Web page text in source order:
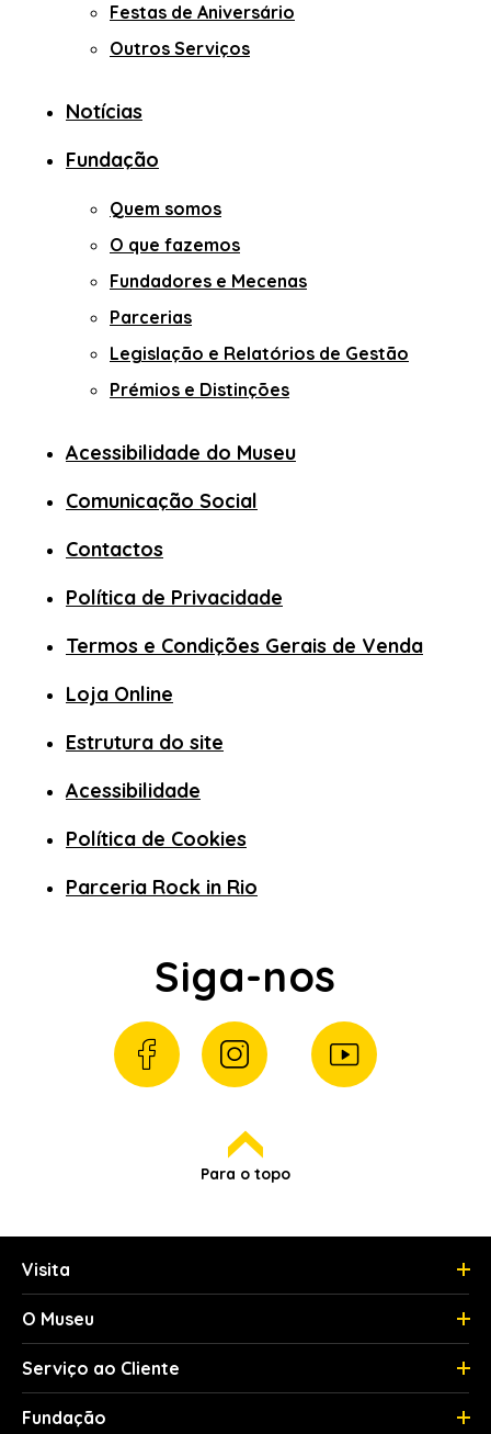
Festas de Aniversário
Outros Serviços
Notícias
Fundação
Quem somos
O que fazemos
Fundadores e Mecenas
Parcerias
Legislação e Relatórios de Gestão
Prémios e Distinções
Acessibilidade do Museu
Comunicação Social
Contactos
Política de Privacidade
Termos e Condições Gerais de Venda
Loja Online
Estrutura do site
Acessibilidade
Política de Cookies
Parceria Rock in Rio
Siga-nos
Para o topo
Visita
O Museu
Serviço ao Cliente
Fundação